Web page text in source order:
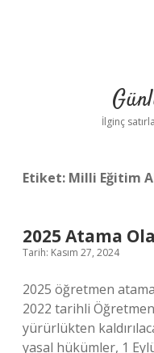
İlginç
Etiket: Milli Eğitim
2025 Atama
Tarih: Kasım 27, 2024
2025 öğretmen
2022 tarihli
yürürlükten
yasal hükümler, 1